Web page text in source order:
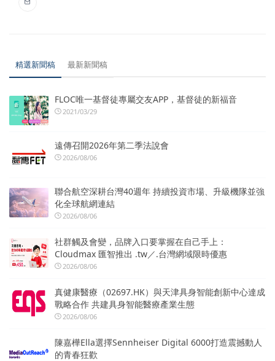
精選新聞稿 最新新聞稿
FLOC唯一基督徒專屬交友APP，基督徒的新福音
2021/03/29
遠傳召開2026年第二季法說會
2026/08/06
聯合航空深耕台灣40週年 持續投資市場、升級機隊並強
化全球航網連結
2026/08/06
社群觸及會變，品牌入口要掌握在自己手上：
Cloudmax 匯智推出 .tw／.台灣網域限時優惠
2026/08/06
真健康醫療（02697.HK）與天津具身智能創新中心達成
戰略合作 共建具身智能醫療產業生態
2026/08/06
陳嘉樺Ella選擇Sennheiser Digital 6000打造震撼動人
的青春狂歡